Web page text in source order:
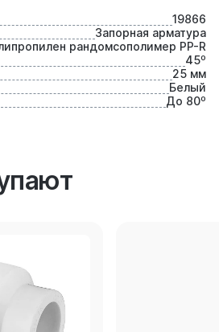
19866
Запорная арматура
рандомсополимер PP-R
45⁰
25 мм
Белый
До 80⁰